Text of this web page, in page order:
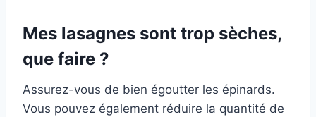
Mes lasagnes sont trop sèches,
que faire ?
Assurez-vous de bien égoutter les épinards.
Vous pouvez également réduire la quantité de